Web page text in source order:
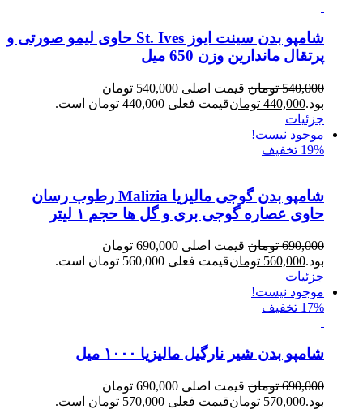
شامپو بدن سینت ایوز St. Ives حاوی لیمو صورتی و
پرتقال ماندارین وزن 650 میل
540,000 تومان
قیمت اصلی 540,000 تومان
بود.440,000 تومانقیمت فعلی 440,000 تومان است.
جزئیات
موجود نیست!
19% تخفیف
شامپو بدن گوجی مالیزیا Malizia رطوب رسان
حاوی عصاره گوجی بری و گل ها حجم ۱ لیتر
690,000 تومان
قیمت اصلی 690,000 تومان
بود.560,000 تومانقیمت فعلی 560,000 تومان است.
جزئیات
موجود نیست!
17% تخفیف
شامپو بدن شیر نارگیل مالیزیا ۱۰۰۰ میل
690,000 تومان
قیمت اصلی 690,000 تومان
بود.570,000 تومانقیمت فعلی 570,000 تومان است.